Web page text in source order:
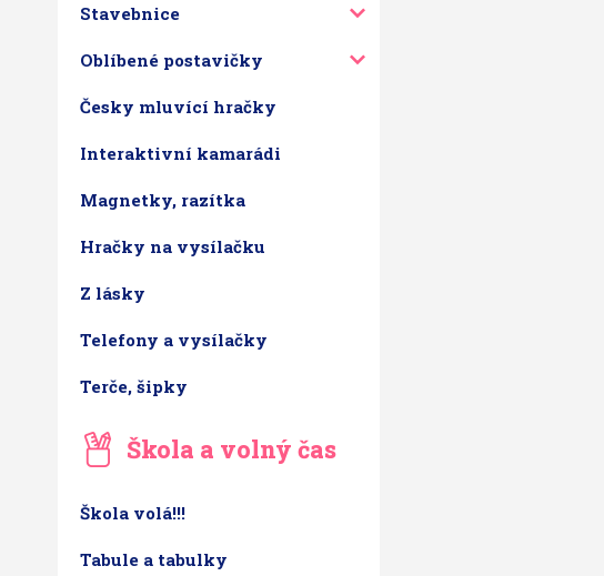
Stavebnice
Oblíbené postavičky
Česky mluvící hračky
Interaktivní kamarádi
Magnetky, razítka
Hračky na vysílačku
Z lásky
Telefony a vysílačky
Terče, šipky
Škola a volný čas
Škola volá!!!
Tabule a tabulky